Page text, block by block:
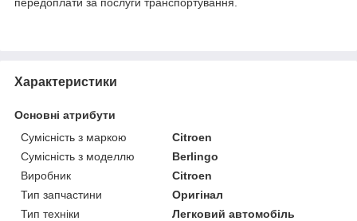
Характеристики
Основні атрибути
Сумісність з маркою
Citroen
Сумісність з моделлю
Berlingo
Виробник
Citroen
Тип запчастини
Оригінал
Тип техніки
Легковий автомобіль